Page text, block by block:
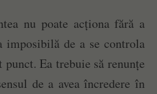
nu poate acționa fără a
imposibilă de a se controla
Ea trebuie să renunțe
de a avea încredere în